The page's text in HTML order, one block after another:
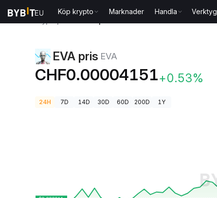
Köp krypto Marknader Handla Verktyg
EVA pris EVA
CHF0.00004151+0.53%
24H 7D 14D 30D 60D 200D 1Y